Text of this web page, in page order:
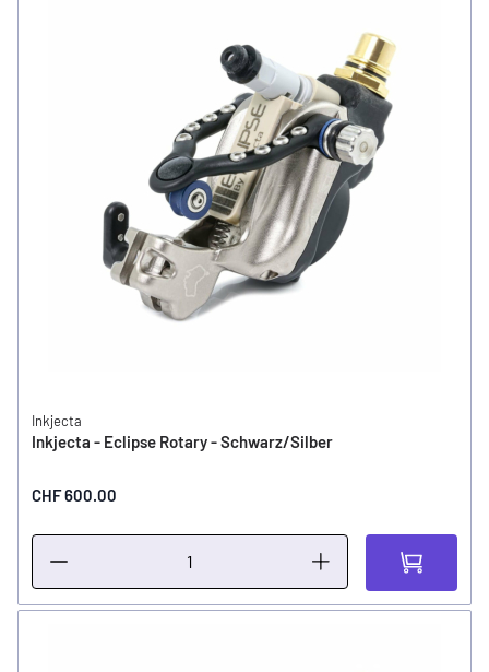
Inkjecta
Inkjecta - Eclipse Rotary - Schwarz/Silber
CHF 600.00